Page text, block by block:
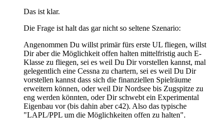
Das ist klar.
Die Frage ist halt das gar nicht so seltene Szenario:
Angenommen Du willst primär fürs erste UL fliegen, willst
Dir aber die Möglichkeit offen halten mittelfristig auch E-
Klasse zu fliegen, sei es weil Du Dir vorstellen kannst, mal
gelegentlich eine Cessna zu chartern, sei es weil Du Dir
vorstellen kannst dass sich die finanziellen Spielräume
erweitern können, oder weil Dir Nordsee bis Zugspitze zu
eng werden könnten, oder Dir schwebt ein Experimental
Eigenbau vor (bis dahin aber c42). Also das typische
"LAPL/PPL um die Möglichkeiten offen zu halten".